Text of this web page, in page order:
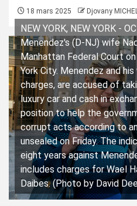
18 mars 2025 Djovany
NEW YORK, NEW YORK -
Menendez's (D-NJ) wife
Manhattan Federal Court
York City. Menendez and
charges, are accused of
luxury car and cash in
position to help the
corrupt acts according to
unsealed on Friday. The
eight years against
includes charges for Wael
Daibes. (Photo by David